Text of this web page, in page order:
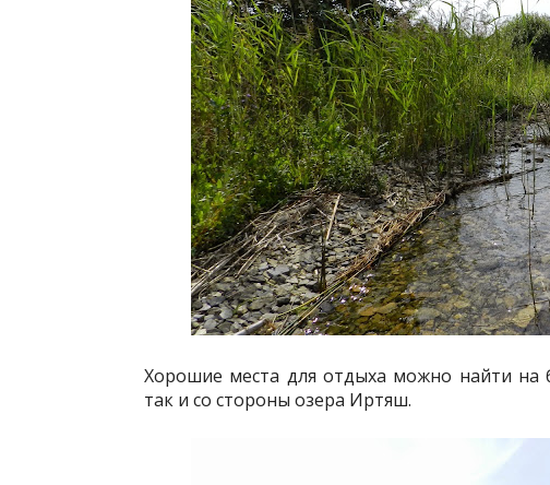
Хорошие места для отдыха можно найти на
так и со стороны озера Иртяш.